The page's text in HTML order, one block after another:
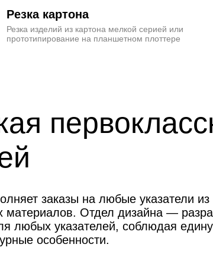
Резка картона
Резка изделий из картона мелкой серией или
прототипирование на планшетном плоттере
заказы на любые указатели
материалов. Отдел дизайна —
любых указателей, соблюдая
особенности.